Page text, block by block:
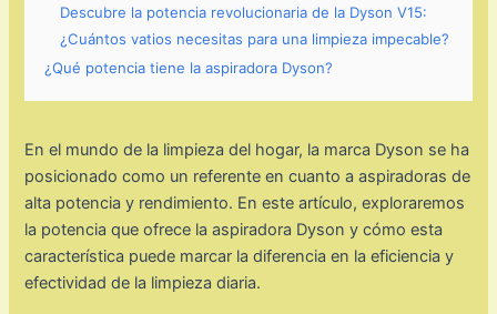
Descubre la potencia revolucionaria de la Dyson V15:
¿Cuántos vatios necesitas para una limpieza impecable?
¿Qué potencia tiene la aspiradora Dyson?
En el mundo de la limpieza del hogar, la marca Dyson se ha
posicionado como un referente en cuanto a aspiradoras de
alta potencia y rendimiento. En este artículo, exploraremos
la potencia que ofrece la aspiradora Dyson y cómo esta
característica puede marcar la diferencia en la eficiencia y
efectividad de la limpieza diaria.